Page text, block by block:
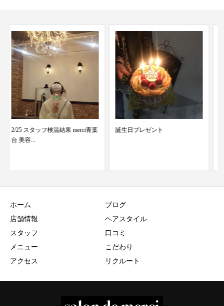
誕生日プレゼント 加藤のこだわり③
ホーム
店舗情報
スタッフ
メニュー
アクセス
ブログ
ヘアスタイル
口コミ
こだわり
リクルート